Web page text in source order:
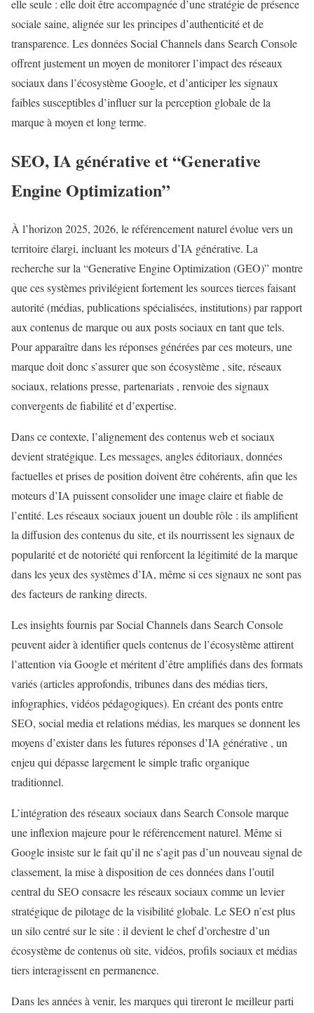
elle seule : elle doit être accompagnée d’une stratégie de présence
sociale saine, alignée sur les principes d’authenticité et de
transparence. Les données Social Channels dans Search Console
offrent justement un moyen de monitorer l’impact des réseaux
sociaux dans l’écosystème Google, et d’anticiper les signaux
faibles susceptibles d’influer sur la perception globale de la
marque à moyen et long terme.
SEO, IA générative et “Generative
Engine Optimization”
À l’horizon 2025, 2026, le référencement naturel évolue vers un
territoire élargi, incluant les moteurs d’IA générative. La
recherche sur la “Generative Engine Optimization (GEO)” montre
que ces systèmes privilégient fortement les sources tierces faisant
autorité (médias, publications spécialisées, institutions) par rapport
aux contenus de marque ou aux posts sociaux en tant que tels.
Pour apparaître dans les réponses générées par ces moteurs, une
marque doit donc s’assurer que son écosystème , site, réseaux
sociaux, relations presse, partenariats , renvoie des signaux
convergents de fiabilité et d’expertise.
Dans ce contexte, l’alignement des contenus web et sociaux
devient stratégique. Les messages, angles éditoriaux, données
factuelles et prises de position doivent être cohérents, afin que les
moteurs d’IA puissent consolider une image claire et fiable de
l’entité. Les réseaux sociaux jouent un double rôle : ils amplifient
la diffusion des contenus du site, et ils nourrissent les signaux de
popularité et de notoriété qui renforcent la légitimité de la marque
dans les yeux des systèmes d’IA, même si ces signaux ne sont pas
des facteurs de ranking directs.
Les insights fournis par Social Channels dans Search Console
peuvent aider à identifier quels contenus de l’écosystème attirent
l’attention via Google et méritent d’être amplifiés dans des formats
variés (articles approfondis, tribunes dans des médias tiers,
infographies, vidéos pédagogiques). En créant des ponts entre
SEO, social media et relations médias, les marques se donnent les
moyens d’exister dans les futures réponses d’IA générative , un
enjeu qui dépasse largement le simple trafic organique
traditionnel.
L’intégration des réseaux sociaux dans Search Console marque
une inflexion majeure pour le référencement naturel. Même si
Google insiste sur le fait qu’il ne s’agit pas d’un nouveau signal de
classement, la mise à disposition de ces données dans l’outil
central du SEO consacre les réseaux sociaux comme un levier
stratégique de pilotage de la visibilité globale. Le SEO n’est plus
un silo centré sur le site : il devient le chef d’orchestre d’un
écosystème de contenus où site, vidéos, profils sociaux et médias
tiers interagissent en permanence.
Dans les années à venir, les marques qui tireront le meilleur parti